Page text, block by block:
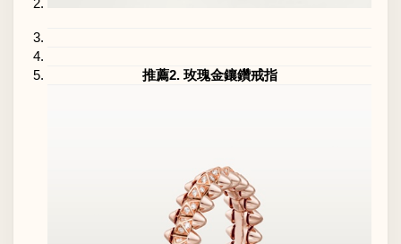
推薦2. 玫瑰金鑲鑽戒指